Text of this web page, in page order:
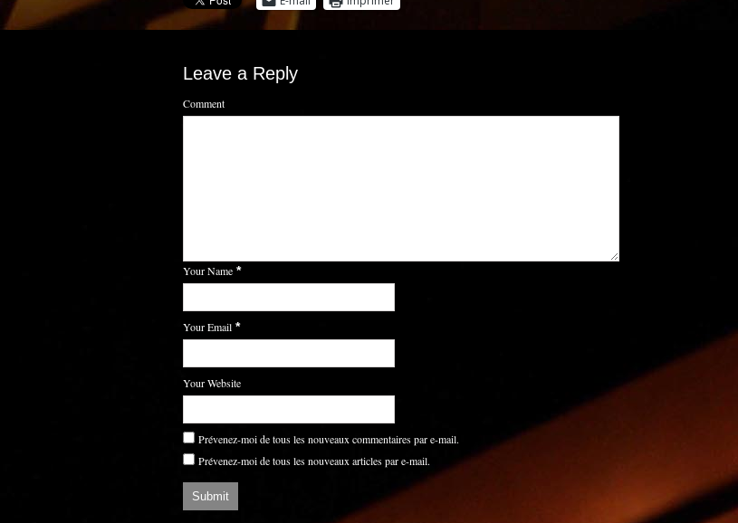
Leave a Reply
Comment
Your Name *
Your Email *
Your Website
Prévenez-moi de tous les nouveaux commentaires par e-mail.
Prévenez-moi de tous les nouveaux articles par e-mail.